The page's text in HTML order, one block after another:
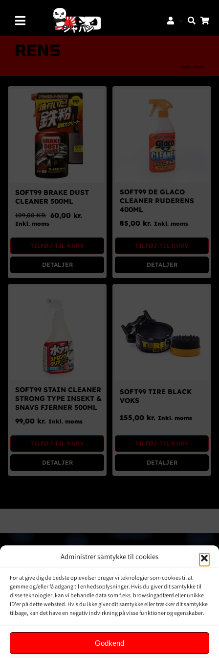
Administrer samtykke til cookies
For at give dig de bedste oplevelser bruger vi teknologier som cookies til at
gemme og/eller få adgang til enhedsoplysninger. Hvis du giver dit samtykke til
disse teknologier, kan vi behandle data som f.eks. browsingadfærd eller unikke
ID'er på dette websted. Hvis du ikke giver dit samtykke eller trækker dit samtykke
tilbage, kan det have en negativ indvirkning på visse funktioner og egenskaber.
Godkend
contentToggle
Navigation
Reservedele
Servicedele
K-Truck Dele
JDM Lifestyle
Tilbud
Brugte Dele
Kontakt Os
RENS
Hjem » Rens
SOFT99 BRAKE DUST
CLEANER 500ML
109,00KR.
Den
pris
109,00 kr..
60,00 kr.
Den
pris
60,00 kr..
Inkl. moms
TILFØJ TIL KURV
DETALJER
SOFT99 DE GLACO
CLEANER RUDERENS
400ML
85,00 kr. Inkl. moms
TILFØJ TIL KURV
DETALJER
SOFT99 STAIN CLEANER
STRONG TYPE INSEKT &
SNAVS FJERNER 500ML
99,00 kr. Inkl. moms
TILFØJ TIL KURV
DETALJER
SOFT99 TIRE BLACK
VOKS
155,00 kr. Inkl. moms
TILFØJ TIL KURV
DETALJER
JPD JAPAN
DENMARK
Kontakt Os
Om JPD Japan Denmark
Handelsbetingelser
Privat Politik
OVERBLIK
Vores Mærker
KUNDER